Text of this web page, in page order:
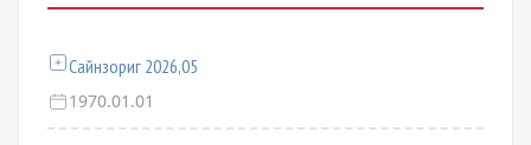
Сайнзориг 2026,05
1970.01.01